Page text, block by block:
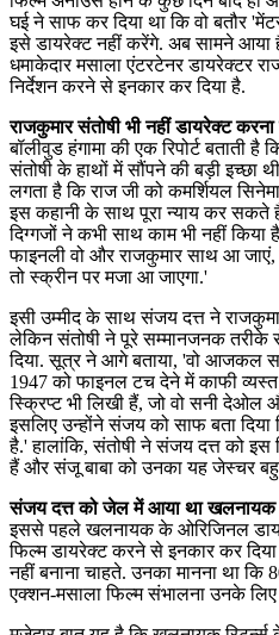
घई ने साफ कर दिया था कि वो बतौर
इसे डायरेक्ट नहीं करेंगे. अब सामने
धमाकेदार मसाला एंटरटेनर डायरेक्टर
निर्देशन करने से इनकार कर दिया है.
राजकुमार संतोषी भी नहीं डायरेक्ट
बॉलीवुड हंगामा की एक रिपोर्ट बताती
संतोषी के हाथों में सौंपने की बड़ी इच्छा
लगता है कि राज जी को कमर्शियल
इस कहानी के साथ पूरा न्याय कर सकते
दिग्गजों ने कभी साथ काम भी नहीं
फाइनली वो और राजकुमार साथ आ
तो स्क्रीन पर मजा आ जाएगा.'
इसी उम्मीद के साथ संजय दत्त ने
लेकिन संतोषी ने पूरे सम्मानजनक
दिया. सूत्र ने आगे बताया, 'वो आजकल
1947 को फाइनल टच देने में काफी
स्क्रिप्ट भी लिखी हैं, जो वो सनी देओल
इसलिए उन्होंने संजय को साफ बता
है.' हालांकि, संतोषी ने संजय दत्त को इस
हैं और संजू बाबा को उनका यह जेस्चर
संजय दत्त को जेल में आया था खलनायक
इससे पहले खलनायक के ओरिजिनल
फिल्म डायरेक्ट करने से इनकार कर
नहीं बनाना चाहते. उनका मानना था
एक्शन-मसाला फिल्म संभालना उनके लिए